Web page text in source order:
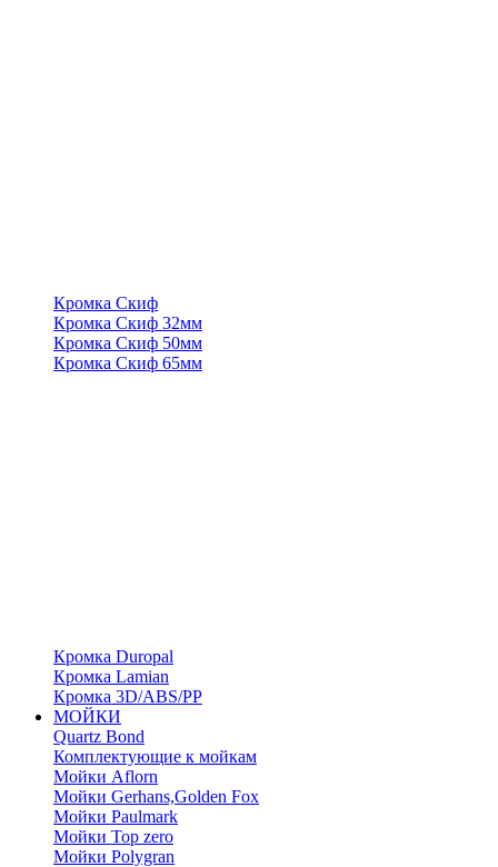
Кромка Скиф
Кромка Скиф 32мм
Кромка Скиф 50мм
Кромка Скиф 65мм
Кромка Duropal
Кромка Lamian
Кромка 3D/ABS/PP
МОЙКИ
Quartz Bond
Комплектующие к мойкам
Мойки Aflorn
Мойки Gerhans,Golden Fox
Мойки Paulmark
Мойки Top zero
Мойки Polygran